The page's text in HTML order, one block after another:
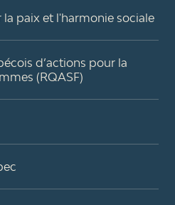
la paix et l'harmonie sociale
d’actions pour la
(RQASF)